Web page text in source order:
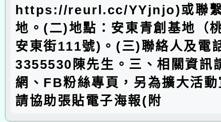
https://reurl.cc/YYjnjo)或聯繫
地。(二)地點：安東青創基地（
安東街111號)。(三)聯絡人及電
3355530陳先生。三、相關資訊
網、FB粉絲專頁，另為擴大活
請協助張貼電子海報(附